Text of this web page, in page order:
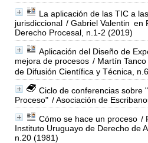
La aplicación de las TIC a
jurisdiccional / Gabriel Valentin en
Derecho Procesal, n.1-2 (2019)
Aplicación del Diseño de
mejora de procesos / Martín Tanco
de Difusión Científica y Técnica,
Ciclo de conferencias sobre
Proceso" / Asociación de
Cómo se hace un proceso /
Instituto Uruguayo de Derecho de
n.20 (1981)